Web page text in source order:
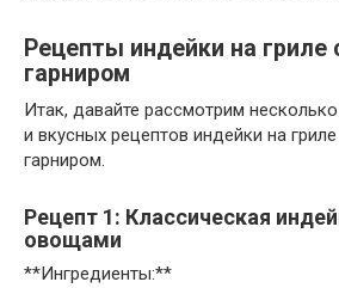
Рецепты индейки на
гарниром
Итак, давайте рассмотрим
и вкусных рецептов индейки на
гарниром.
Рецепт 1: Классическая
овощами
**Ингредиенты:**